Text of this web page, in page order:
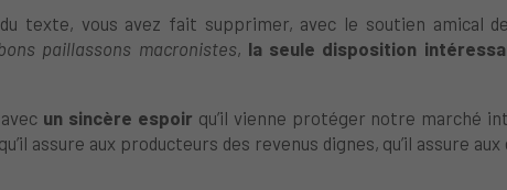
du texte, vous avez fait supprimer, avec le soutien amical
paillassons macronistes, la seule disposition
un sincère espoir qu’il vienne protéger notre marché
assure aux producteurs des revenus dignes, qu’il assure